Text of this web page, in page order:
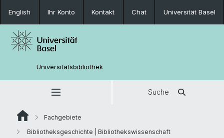
English Ihr Konto Kontakt Chat Universität Basel
Universitätsbibliothek
Suche
Fachgebiete
Bibliotheksgeschichte | Bibliothekswissenschaft